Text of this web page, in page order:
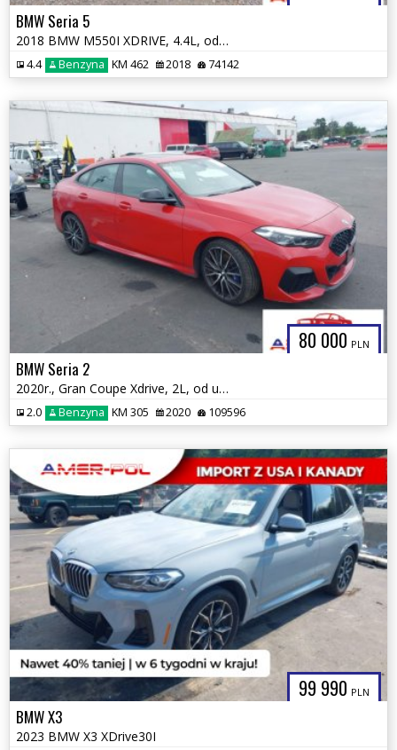
BMW Seria 5
2018 BMW M550I XDRIVE, 4.4L, od ubezpieczalni
4.4 Benzyna KM 462 2018 74142
80 000 PLN
BMW Seria 2
2020r., Gran Coupe Xdrive, 2L, od ubezpieczalni
2.0 Benzyna KM 305 2020 109596
99 990 PLN
BMW X3
2023 BMW X3 XDrive30I